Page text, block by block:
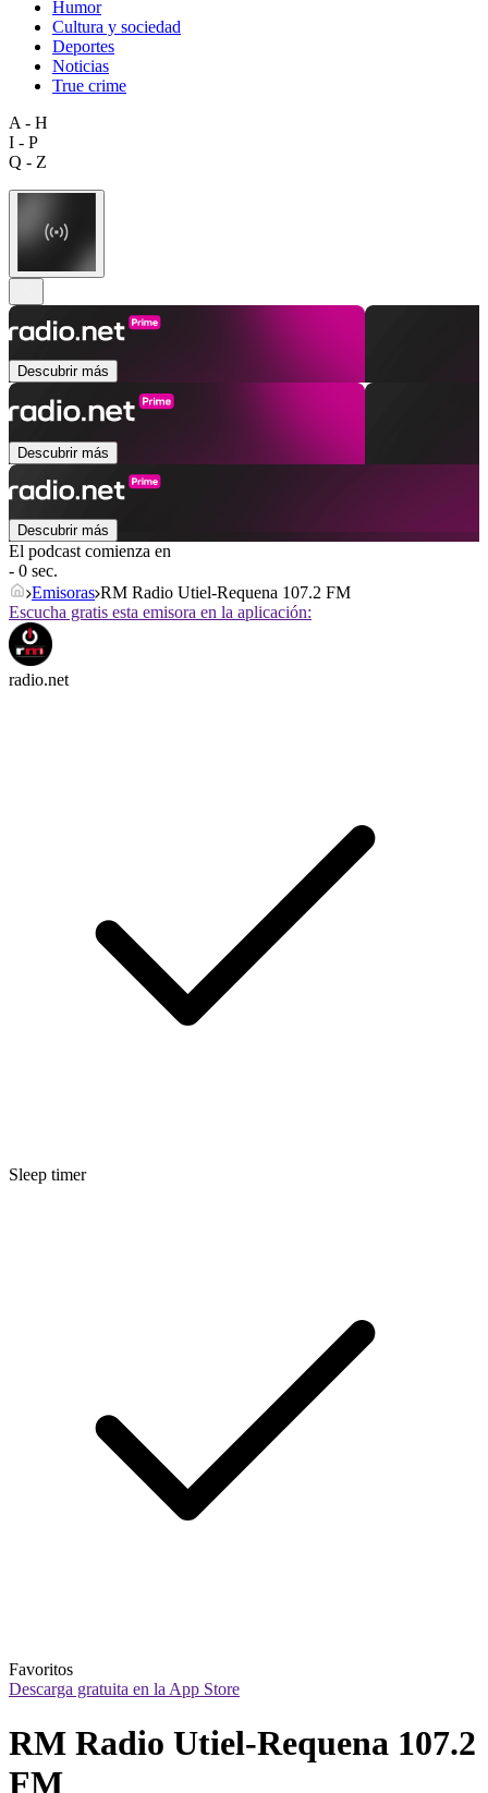
Humor
Cultura y sociedad
Deportes
Noticias
True crime
A - H
I - P
Q - Z
Descubrir más
Descubrir más
Descubrir más
El podcast comienza en
- 0 sec.
Emisoras RM Radio Utiel-Requena 107.2 FM
Escucha gratis esta emisora en la aplicación:
radio.net
Sleep timer
Favoritos
Descarga gratuita en la App Store
RM Radio Utiel-Requena 107.2
FM